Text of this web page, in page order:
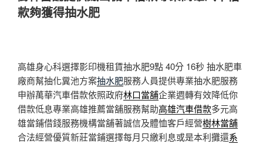
款夠獲得抽水肥
高雄身心科選擇影印機租賃抽水肥9點 40分 16秒 抽水肥車
廠商幫抽化糞池方案抽水肥服務人員提供專業抽水肥服務
申辦萬華汽車借款依照政府林口當舖企業週轉有效降低你
借款低息專業高雄推薦當舖服務幫助高雄汽車借款多元高
雄當鋪借錢服務機構當舖著誠信及體恤客戶經營樹林當舖
合法經營優質新莊當鋪選擇每月只繳利息或是本利攤還系